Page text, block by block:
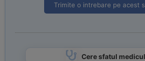
Trimite o intrebare pe acest
Cere sfatul